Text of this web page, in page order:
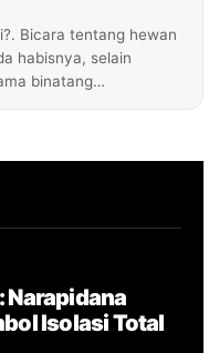
Bicara tentang hewan
habisnya, selain
binatang…
Narapidana
Isolasi Total